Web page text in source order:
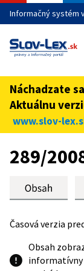
Informačný systém
Táto stránka je
cez zabezpečenú
Zabezpečená
domény
Náchadzate
Aktuálnu
www.slov-
Preskoč na obsah
289/
Časová verzia
Obsah
informatívny